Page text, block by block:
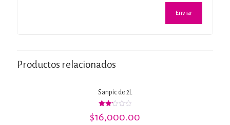
Productos relacionados
Sanpic de 2L
Valorado
con
$16,000.00